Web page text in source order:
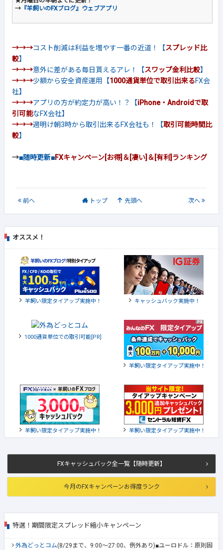
→ 『羊飼いのFXブログ』ウェブアプリ
→→→コスト削減は利益を増やす一番の近道！【スプレッド比
較】
→→→意外に差がある毎日貰えるアレ！【スワップ金利比較】
→→→少額から安全資産運用【1000通貨単位で取引出来るFX会
社】
→→→アプリの方が約定力が高い！？【iPhone・Androidで取
引可能なFX会社】
→→→週明け朝3時から取引出来るFX会社も！【取引可能時間比
較】
→■随時更新■FXキャンペーン[お得]＆[凄い]＆[有利]ランキング
前へ トップ 先頭へ 次へ
FXキャッシュバック全一覧【随時更新】
今月のFXキャンペーンお得度ランク
特選！期間限定スプレッド縮小キャンペーン
外為どっとコム(8/29まで、9:00～27:00、例外あり)■ユーロドル：原則固
オススメ！
羊飼い限定タイアップ実施中！ キャッシュバック実施中！
1000通貨単位での取引可能[PR]
羊飼い限定タイアップ実施中！
羊飼い限定タイアップ実施中！ 羊飼い限定タイアップ実施中！